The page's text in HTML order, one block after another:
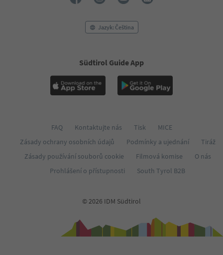
Jazyk: Čeština
Südtirol Guide App
FAQ Kontaktujte nás Tisk
MICE
Zásady ochrany osobních údajů
Podmínky a ujednání
Tiráž
Zásady používání souborů cookie
Filmová komise
O nás
Prohlášení o přístupnosti
South Tyrol B2B
© 2026 IDM Südtirol